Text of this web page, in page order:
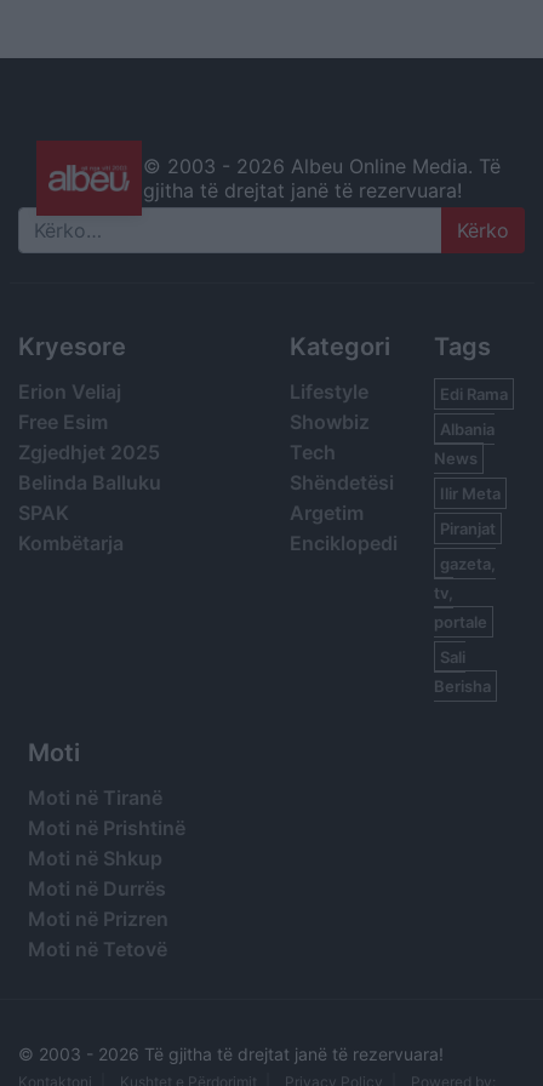
© 2003 - 2026 Albeu Online Media. Të
gjitha të drejtat janë të rezervuara!
Search
Kryesore
Erion Veliaj
Free Esim
Zgjedhjet 2025
Belinda Balluku
SPAK
Kombëtarja
Kategori
Lifestyle
Showbiz
Tech
Shëndetësi
Argetim
Enciklopedi
Tags
Edi Rama
Albania
News
Ilir Meta
Piranjat
gazeta,
tv,
portale
Sali
Berisha
Moti
Moti në Tiranë
Moti në Prishtinë
Moti në Shkup
Moti në Durrës
Moti në Prizren
Moti në Tetovë
© 2003 - 2026 Të gjitha të drejtat janë të rezervuara!
Kontaktoni Kushtet e Përdorimit Privacy Policy Powered by: